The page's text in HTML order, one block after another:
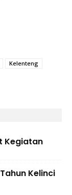
Kelenteng
Kegiatan
Kelinci